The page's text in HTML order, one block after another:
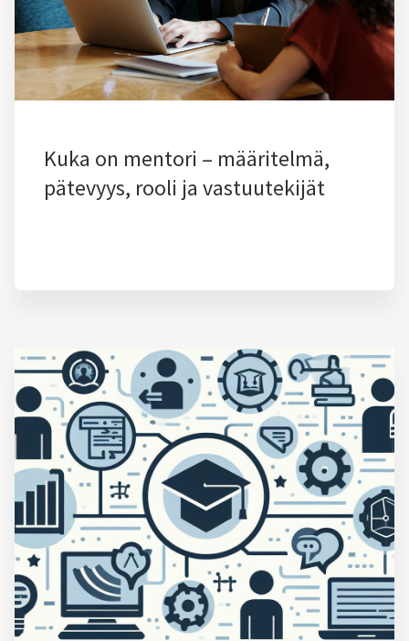
Kuka on mentori – määritelmä,
pätevyys, rooli ja vastuutekijät